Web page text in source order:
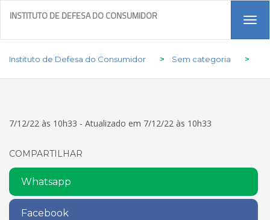
INSTITUTO DE DEFESA DO CONSUMIDOR
Instituto de Defesa do Consumidor > Sem categoria >
7/12/22 às 10h33 - Atualizado em 7/12/22 às 10h33
COMPARTILHAR
Whatsapp
Facebook